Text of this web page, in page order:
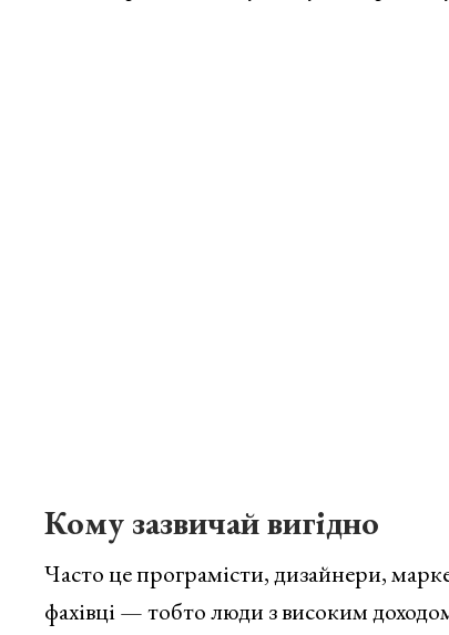
Кому зазвичай вигідно
Часто це програмісти, дизайнери,
фахівці — тобто люди з високим